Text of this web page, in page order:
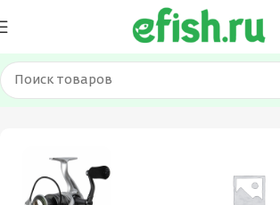
Главная Товар Вес катушки 400